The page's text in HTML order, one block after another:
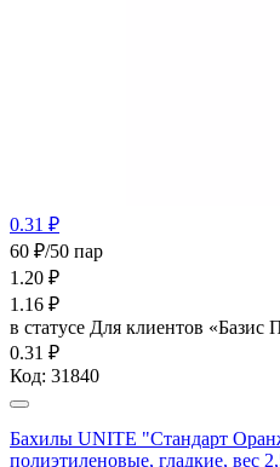
0.31 ₽
60 ₽/50 пар
1.20 ₽
1.16 ₽
в статусе Для клиентов «Базис
0.31 ₽
Код: 31840
Бахилы UNITE "Стандарт
полиэтиленовые, гладкие, вес